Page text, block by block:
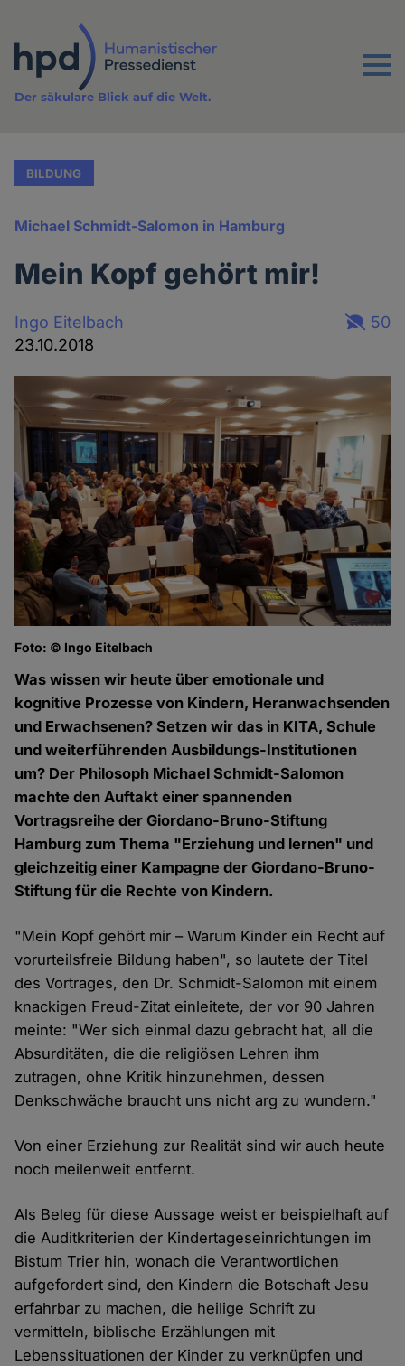
Inhalt
Menu
Der säkulare Blick auf die Welt.
BILDUNG
Michael Schmidt-Salomon in Hamburg
Mein Kopf gehört mir!
Ingo Eitelbach
23.10.2018
50
Foto: © Ingo Eitelbach
Was wissen wir heute über emotionale und
kognitive Prozesse von Kindern, Heranwachsenden
und Erwachsenen? Setzen wir das in KITA, Schule
und weiterführenden Ausbildungs-Institutionen
um? Der Philosoph Michael Schmidt-Salomon
machte den Auftakt einer spannenden
Vortragsreihe der Giordano-Bruno-Stiftung
Hamburg zum Thema "Erziehung und lernen" und
gleichzeitig einer Kampagne der Giordano-Bruno-
Stiftung für die Rechte von Kindern.
"Mein Kopf gehört mir – Warum Kinder ein Recht auf
vorurteilsfreie Bildung haben", so lautete der Titel
des Vortrages, den Dr. Schmidt-Salomon mit einem
knackigen Freud-Zitat einleitete, der vor 90 Jahren
meinte: "Wer sich einmal dazu gebracht hat, all die
Absurditäten, die die religiösen Lehren ihm
zutragen, ohne Kritik hinzunehmen, dessen
Denkschwäche braucht uns nicht arg zu wundern."
Von einer Erziehung zur Realität sind wir auch heute
noch meilenweit entfernt.
Als Beleg für diese Aussage weist er beispielhaft auf
die Auditkriterien der Kindertageseinrichtungen im
Bistum Trier hin, wonach die Verantwortlichen
aufgefordert sind, den Kindern die Botschaft Jesu
erfahrbar zu machen, die heilige Schrift zu
vermitteln, biblische Erzählungen mit
Lebenssituationen der Kinder zu verknüpfen und